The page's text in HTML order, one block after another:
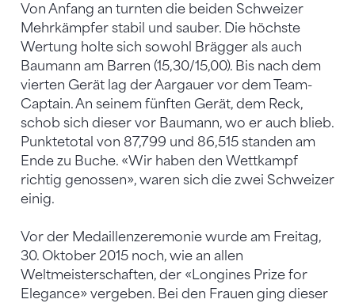
Von Anfang an turnten die beiden Schweizer
Mehrkämpfer stabil und sauber. Die höchste
Wertung holte sich sowohl Brägger als auch
Baumann am Barren (15,30/15,00). Bis nach dem
vierten Gerät lag der Aargauer vor dem Team-
Captain. An seinem fünften Gerät, dem Reck,
schob sich dieser vor Baumann, wo er auch blieb.
Punktetotal von 87,799 und 86,515 standen am
Ende zu Buche. «Wir haben den Wettkampf
richtig genossen», waren sich die zwei Schweizer
einig.
Vor der Medaillenzeremonie wurde am Freitag,
30. Oktober 2015 noch, wie an allen
Weltmeisterschaften, der «Longines Prize for
Elegance» vergeben. Bei den Frauen ging dieser